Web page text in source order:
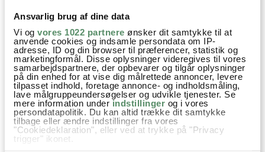
Ansvarlig brug af dine data
Vi og vores 1022 partnere ønsker dit samtykke til at
anvende cookies og indsamle persondata om IP-
adresse, ID og din browser til præferencer, statistik og
marketingformål. Disse oplysninger videregives til vores
samarbejdspartnere, der opbevarer og tilgår oplysninger
på din enhed for at vise dig målrettede annoncer, levere
tilpasset indhold, foretage annonce- og indholdsmåling,
lave målgruppeundersøgelser og udvikle tjenester. Se
mere information under indstillinger og i vores
persondatapolitik. Du kan altid trække dit samtykke
tilbage eller ændre indstillinger fra vores
"Cookiedeklaration", eller ved at trykke på "Privacy
trigger" ikonet.
STEP 4
Køb ind hvor du vil
Du vælger selvfølgelig også helt selv hvilke mærker
og varer du vil købe. Fx om du vil gå efter datovarer,